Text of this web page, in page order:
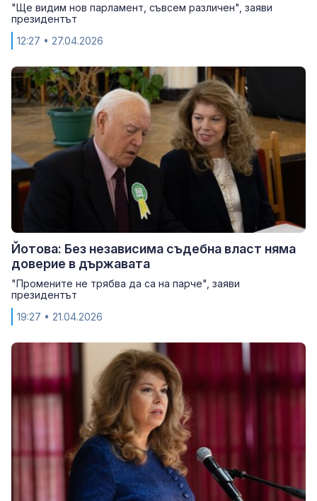
"Ще видим нов парламент, съвсем различен", заяви
президентът
12:27 • 27.04.2026
Йотова: Без независима съдебна власт няма
доверие в държавата
"Промените не трябва да са на парче", заяви
президентът
19:27 • 21.04.2026